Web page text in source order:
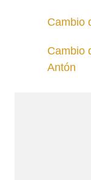
Cambio
Cambio
Antón